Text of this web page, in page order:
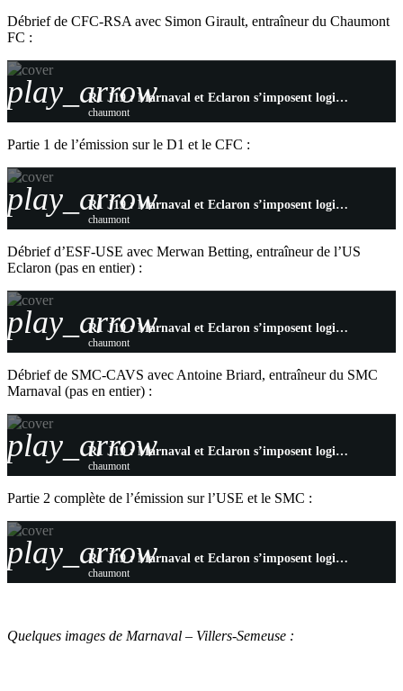
Débrief de CFC-RSA avec Simon Girault, entraîneur du Chaumont
FC :
play_arrow R1 J19 : Marnaval et Eclaron s’imposent logiquement, Chaumont prend un bon point
chaumont
Partie 1 de l’émission sur le D1 et le CFC :
play_arrow R1 J19 : Marnaval et Eclaron s’imposent logiquement, Chaumont prend un bon point
chaumont
Débrief d’ESF-USE avec Merwan Betting, entraîneur de l’US
Eclaron (pas en entier) :
play_arrow R1 J19 : Marnaval et Eclaron s’imposent logiquement, Chaumont prend un bon point
chaumont
Débrief de SMC-CAVS avec Antoine Briard, entraîneur du SMC
Marnaval (pas en entier) :
play_arrow R1 J19 : Marnaval et Eclaron s’imposent logiquement, Chaumont prend un bon point
chaumont
Partie 2 complète de l’émission sur l’USE et le SMC :
play_arrow R1 J19 : Marnaval et Eclaron s’imposent logiquement, Chaumont prend un bon point
chaumont
Quelques images de Marnaval – Villers-Semeuse :